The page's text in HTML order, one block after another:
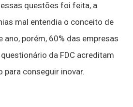
questões foi feita, a
mal entendia o conceito de
ano, porém, 60% das empresas
da FDC acreditam
para conseguir inovar.